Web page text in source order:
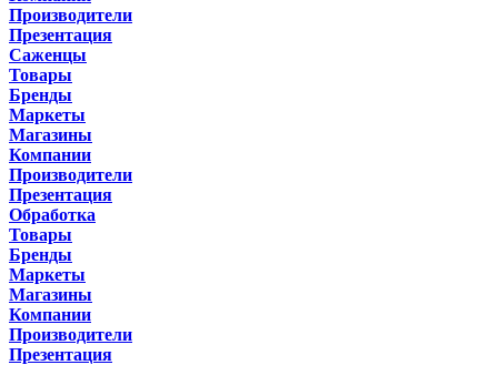
Производители
Презентация
Саженцы
Товары
Бренды
Маркеты
Магазины
Компании
Производители
Презентация
Обработка
Товары
Бренды
Маркеты
Магазины
Компании
Производители
Презентация